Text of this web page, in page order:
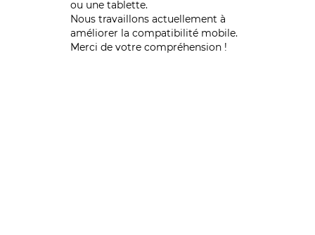
ou une tablette.
Nous travaillons actuellement à
améliorer la compatibilité mobile.
Merci de votre compréhension !